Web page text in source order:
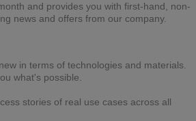
and provides you with first-hand, non-
news and offers from our company.
in terms of technologies and materials.
what's possible.
stories of real use cases across all